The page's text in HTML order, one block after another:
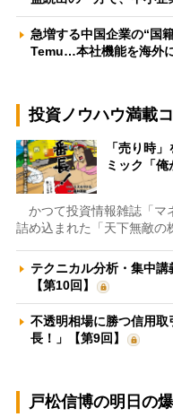
急増する中国企業の“国
Temu…本社機能を海外
投資ノウハウ満載
「売り時
ミック「俺
かつて投資情報雑誌「マ
詰め込まれた「天下無敵の
テクニカル分析・集中
【第10回】
不透明相場に勝つ信用
長！」【第9回】
戸松信博の明日の